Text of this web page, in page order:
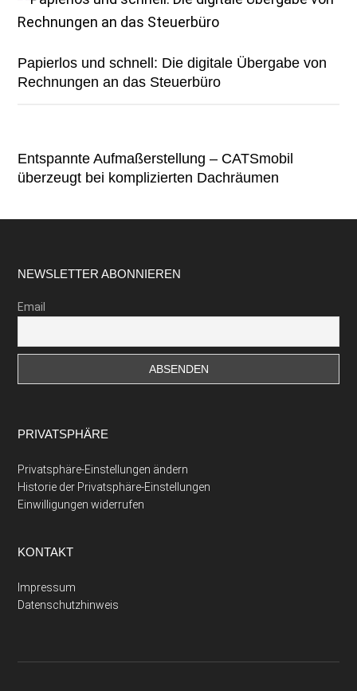
Papierlos und schnell: Die digitale Übergabe von
Rechnungen an das Steuerbüro
Entspannte Aufmaßerstellung – CATSmobil
überzeugt bei komplizierten Dachräumen
Footer
NEWSLETTER ABONNIEREN
Email
PRIVATSPHÄRE
Privatsphäre-Einstellungen ändern
Historie der Privatsphäre-Einstellungen
Einwilligungen widerrufen
KONTAKT
Impressum
Datenschutzhinweis